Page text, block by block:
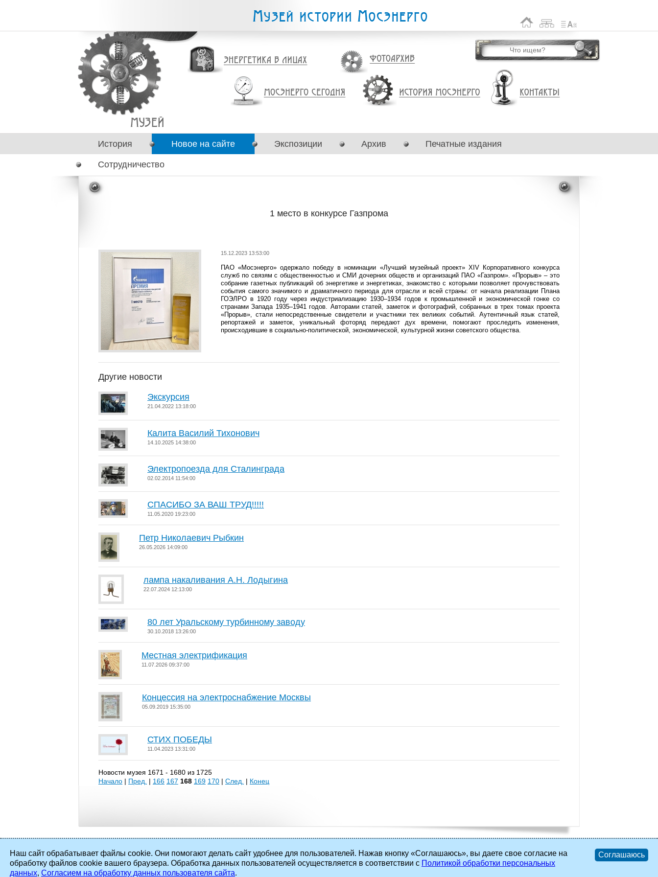
История Новое на сайте Экспозиции Архив Печатные издания
Сотрудничество
1 место в конкурсе Газпрома
15.12.2023 13:53:00
ПАО «Мосэнерго» одержало победу в номинации «Лучший музейный проект» XIV Корпоративного конкурса
служб по связям с общественностью и СМИ дочерних обществ и организаций ПАО «Газпром». «Прорыв» – это
собрание газетных публикаций об энергетике и энергетиках, знакомство с которыми позволяет прочувствовать
события самого значимого и драматичного периода для отрасли и всей страны: от начала реализации Плана
ГОЭЛРО в 1920 году через индустриализацию 1930–1934 годов к промышленной и экономической гонке со
странами Запада 1935–1941 годов. Авторами статей, заметок и фотографий, собранных в трех томах проекта
«Прорыв», стали непосредственные свидетели и участники тех великих событий. Аутентичный язык статей,
репортажей и заметок, уникальный фоторяд передают дух времени, помогают проследить изменения,
происходившие в социально-политической, экономической, культурной жизни советского общества.
Другие новости
Экскурсия
21.04.2022 13:18:00
Калита Василий Тихонович
14.10.2025 14:38:00
Электропоезда для Сталинграда
02.02.2014 11:54:00
СПАСИБО ЗА ВАШ ТРУД!!!!!
11.05.2020 19:23:00
Петр Николаевич Рыбкин
26.05.2026 14:09:00
лампа накаливания А.Н. Лодыгина
22.07.2024 12:13:00
80 лет Уральскому турбинному заводу
30.10.2018 13:26:00
Местная электрификация
11.07.2026 09:37:00
Концессия на электроснабжение Москвы
05.09.2019 15:35:00
СТИХ ПОБЕДЫ
11.04.2023 13:31:00
Новости музея 1671 - 1680 из 1725
Начало | Пред. | 166 167 168 169 170 | След. | Конец
2002 - 2026 ©ПАО «Мосэнерго». Все права защищены.
Наш сайт обрабатывает файлы cookie. Они помогают делать сайт удобнее для пользователей. Нажав кнопку «Соглашаюсь», вы даете свое согласие на
обработку файлов cookie вашего браузера. Обработка данных пользователей осуществляется в соответствии с Политикой обработки персональных
данных, Согласием на обработку данных пользователя сайта.
Соглашаюсь